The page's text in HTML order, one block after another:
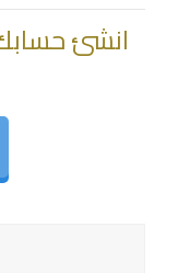
انشئ